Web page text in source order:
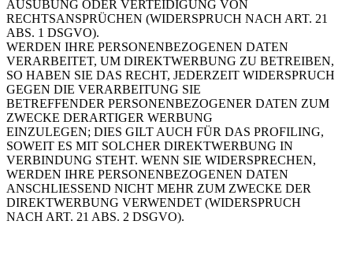
AUSÜBUNG ODER VERTEIDIGUNG VON
RECHTSANSPRÜCHEN (WIDERSPRUCH NACH ART. 21
ABS. 1 DSGVO).
WERDEN IHRE PERSONENBEZOGENEN DATEN
VERARBEITET, UM DIREKTWERBUNG ZU BETREIBEN,
SO HABEN SIE DAS RECHT, JEDERZEIT WIDERSPRUCH
GEGEN DIE VERARBEITUNG SIE
BETREFFENDER PERSONENBEZOGENER DATEN ZUM
ZWECKE DERARTIGER WERBUNG
EINZULEGEN; DIES GILT AUCH FÜR DAS PROFILING,
SOWEIT ES MIT SOLCHER DIREKTWERBUNG IN
VERBINDUNG STEHT. WENN SIE WIDERSPRECHEN,
WERDEN IHRE PERSONENBEZOGENEN DATEN
ANSCHLIESSEND NICHT MEHR ZUM ZWECKE DER
DIREKTWERBUNG VERWENDET (WIDERSPRUCH
NACH ART. 21 ABS. 2 DSGVO).